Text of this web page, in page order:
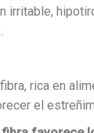
irritable,
rica en
el